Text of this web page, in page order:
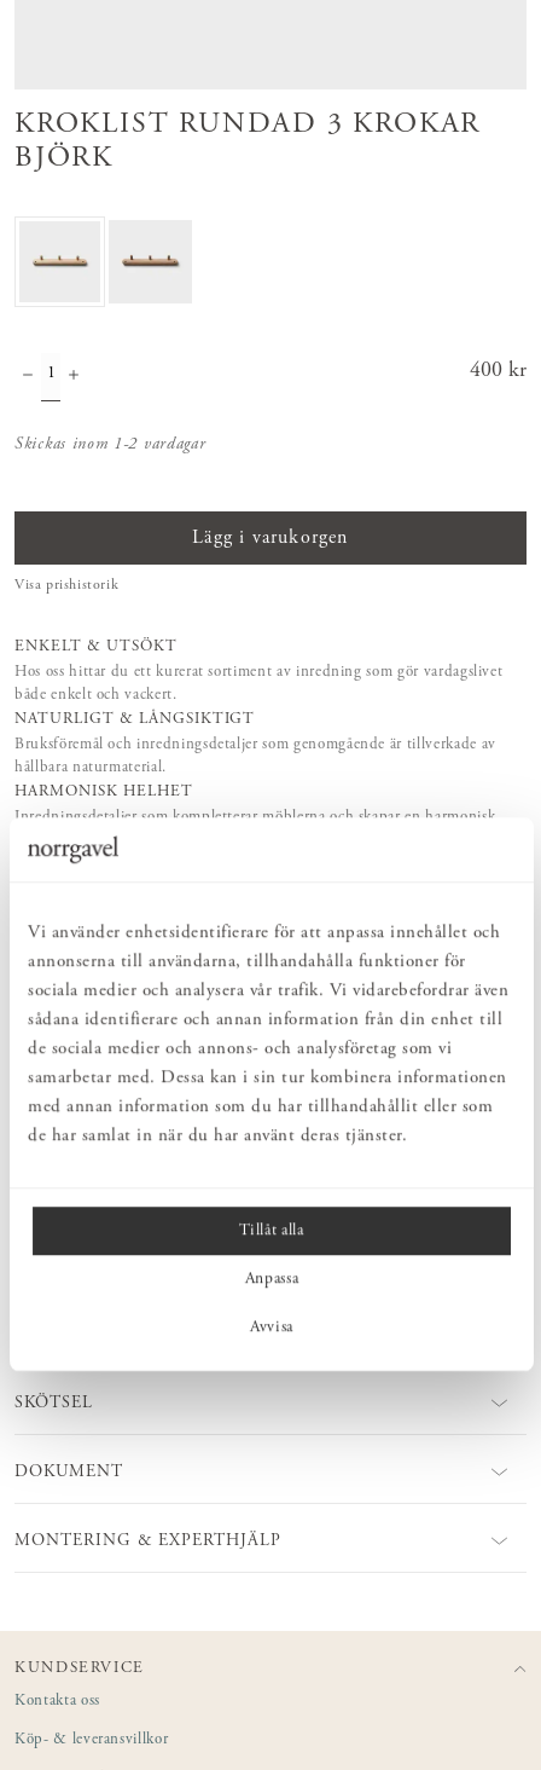
Vi använder enhetsidentifierare för att anpassa innehållet och
annonserna till användarna, tillhandahålla funktioner för
sociala medier och analysera vår trafik. Vi vidarebefordrar även
sådana identifierare och annan information från din enhet till
de sociala medier och annons- och analysföretag som vi
samarbetar med. Dessa kan i sin tur kombinera informationen
med annan information som du har tillhandahållit eller som
de har samlat in när du har använt deras tjänster.
Tillåt alla
Anpassa
Avvisa
KROKLIST RUNDAD 3 KROKAR
BJÖRK
Pris :
400 kr
Skickas inom 1-2 vardagar
Lägg i varukorgen
Visa prishistorik
ENKELT & UTSÖKT
Hos oss hittar du ett kurerat sortiment av inredning som gör vardagslivet
både enkelt och vackert.
NATURLIGT & LÅNGSIKTIGT
Bruksföremål och inredningsdetaljer som genomgående är tillverkade av
hållbara naturmaterial.
HARMONISK HELHET
Inredningsdetaljer som kompletterar möblerna och skapar en harmonisk
helhetsupplevelse.
PRODUKTBESKRIVNING
Kroklist Rundad är vad den heter – en rundare version av vår
klassiska Kroklist Rak. Motsvarande mått men med en mjukare
profil. En stilren och praktisk inredningsdetalj som enkelt skapar
ordning och reda i hemmet. Välj längd på Kroklist Rundad
beroende på hur många krokar du behöver. Vi kallar den Kroklist,
men kärt barn har många namn – knopplist, hängare, krokbräda,
knoppbräda, klädhängare eller vägghängare. En minimöbel som
träslag. Välj att behålla den obehandlad eller ytbehandla själv.
SKÖTSEL
DOKUMENT
MONTERING & EXPERTHJÄLP
KUNDSERVICE
Kontakta oss
Köp- & leveransvillkor